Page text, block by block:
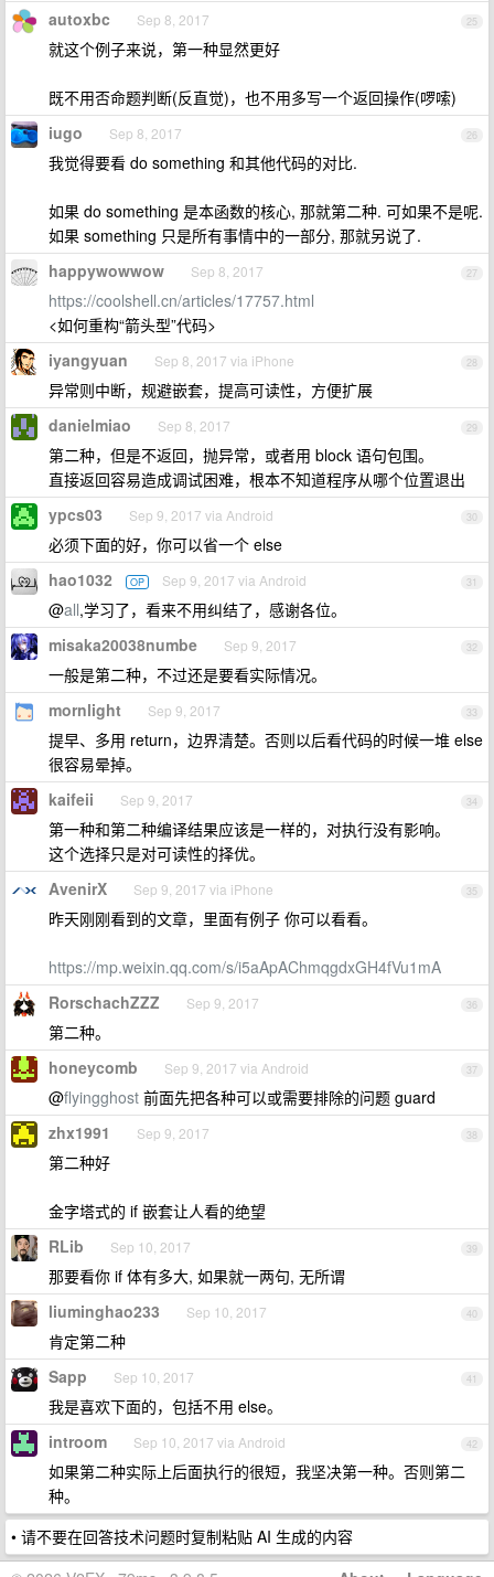
25
autoxbc Sep 8, 2017
就这个例子来说，第一种显然更好
既不用否命题判断(反直觉)，也不用多写一个返回操作(啰嗦)
26
iugo Sep 8, 2017
我觉得要看 do something 和其他代码的对比.
如果 do something 是本函数的核心, 那就第二种. 可如果不是呢.
如果 something 只是所有事情中的一部分, 那就另说了.
27
happywowwow Sep 8, 2017
https://coolshell.cn/articles/17757.html
<如何重构“箭头型”代码>
28
iyangyuan Sep 8, 2017 via iPhone
异常则中断，规避嵌套，提高可读性，方便扩展
29
danielmiao Sep 8, 2017
第二种，但是不返回，抛异常，或者用 block 语句包围。
直接返回容易造成调试困难，根本不知道程序从哪个位置退出
30
ypcs03 Sep 9, 2017 via Android
必须下面的好，你可以省一个 else
31
hao1032 OP Sep 9, 2017 via Android
@all,学习了，看来不用纠结了，感谢各位。
32
misaka20038numbe Sep 9, 2017
一般是第二种，不过还是要看实际情况。
33
mornlight Sep 9, 2017
提早、多用 return，边界清楚。否则以后看代码的时候一堆 else
很容易晕掉。
34
kaifeii Sep 9, 2017
第一种和第二种编译结果应该是一样的，对执行没有影响。
这个选择只是对可读性的择优。
35
AvenirX Sep 9, 2017 via iPhone
昨天刚刚看到的文章，里面有例子 你可以看看。
https://mp.weixin.qq.com/s/i5aApAChmqgdxGH4fVu1mA
36
RorschachZZZ Sep 9, 2017
第二种。
37
honeycomb Sep 9, 2017 via Android
@flyingghost 前面先把各种可以或需要排除的问题 guard
38
zhx1991 Sep 9, 2017
第二种好
金字塔式的 if 嵌套让人看的绝望
39
RLib Sep 10, 2017
那要看你 if 体有多大, 如果就一两句, 无所谓
40
liuminghao233 Sep 10, 2017
肯定第二种
41
Sapp Sep 10, 2017
我是喜欢下面的，包括不用 else。
42
introom Sep 10, 2017 via Android
如果第二种实际上后面执行的很短，我坚决第一种。否则第二
种。
• 请不要在回答技术问题时复制粘贴 AI 生成的内容